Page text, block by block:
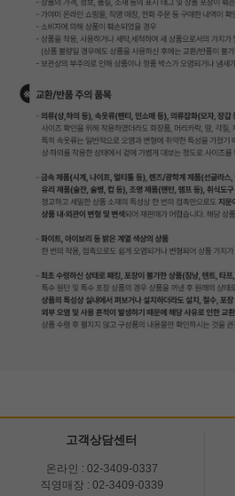
고객상담센터
온라인 : 02-3409-0337
직영매장 : 02-3409-0339